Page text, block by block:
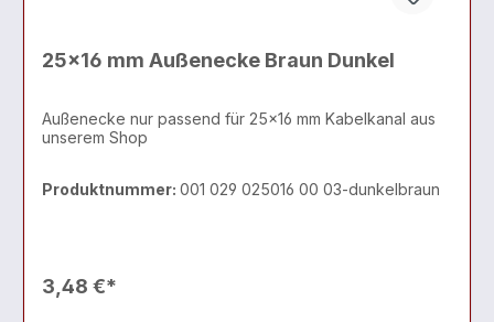
25x16 mm Außenecke Braun Dunkel
Außenecke nur passend für 25x16 mm Kabelkanal aus
unserem Shop
Produktnummer: 001 029 025016 00 03-dunkelbraun
3,48 €*